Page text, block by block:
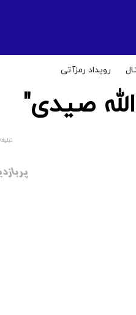
رویداد رمزآتی
صیدی"